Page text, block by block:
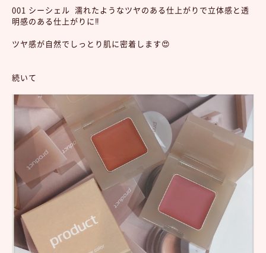
001 シーシェル 濡れたようなツヤのある仕上がりで立体感と透
明感のある仕上がりに‼︎
ツヤ感が自然でしっとり肌に密着します😍
続いて